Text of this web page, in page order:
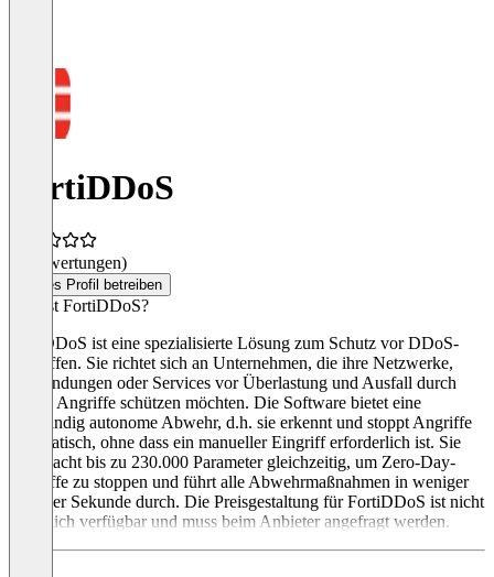
FortiDDoS
(0 Bewertungen)
Dieses Profil betreiben
Was ist FortiDDoS?
FortiDDoS ist eine spezialisierte Lösung zum Schutz vor DDoS-
Angriffen. Sie richtet sich an Unternehmen, die ihre Netzwerke,
Anwendungen oder Services vor Überlastung und Ausfall durch
solche Angriffe schützen möchten. Die Software bietet eine
vollständig autonome Abwehr, d.h. sie erkennt und stoppt Angriffe
automatisch, ohne dass ein manueller Eingriff erforderlich ist. Sie
überwacht bis zu 230.000 Parameter gleichzeitig, um Zero-Day-
Angriffe zu stoppen und führt alle Abwehrmaßnahmen in weniger
als einer Sekunde durch. Die Preisgestaltung für FortiDDoS ist nicht
öffentlich verfügbar und muss beim Anbieter angefragt werden.